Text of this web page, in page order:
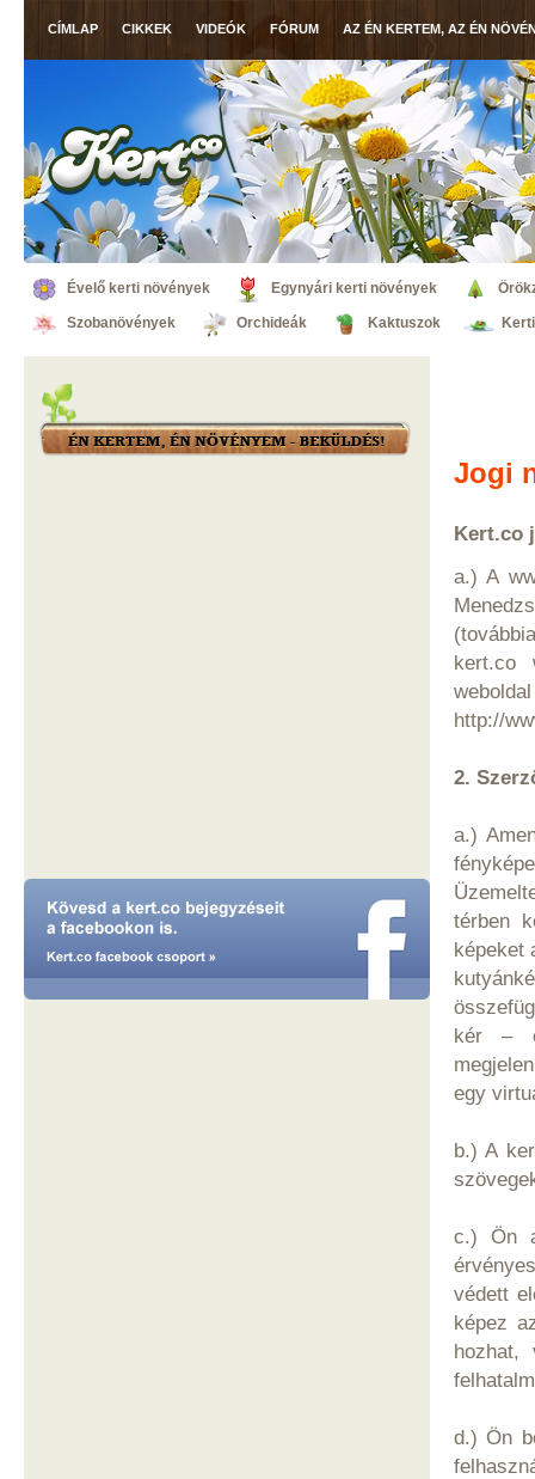
CÍMLAP CIKKEK VIDEÓK FÓRUM AZ ÉN KERTEM, AZ ÉN
Évelő kerti növények Egynyári kerti növények
Szobanövények Orchideák Kaktuszok
Jogi
Kert.co
a.) A
kert.co
http://
2.
a.)
térben
képeket
kér –
egy
b.) A
c.) Ön
védett
képez
hozhat,
d.) Ön